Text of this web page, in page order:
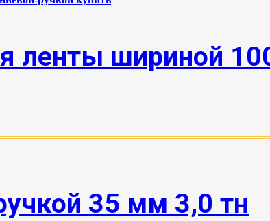
ленты шириной
35 мм 3,0 тн